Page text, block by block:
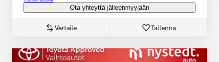
Ota yhteyttä jälleenmyyjään
Vertaile Tallenna